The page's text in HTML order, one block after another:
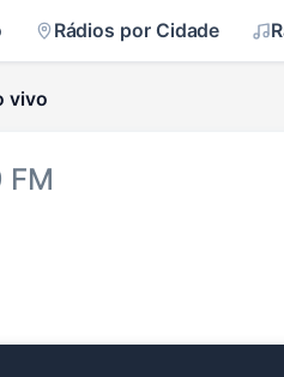
Rádios por Cidade
vivo
FM